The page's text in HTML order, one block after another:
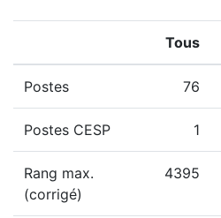
Tous
Postes 76
Postes CESP 1
Rang max.
(corrigé)
4395